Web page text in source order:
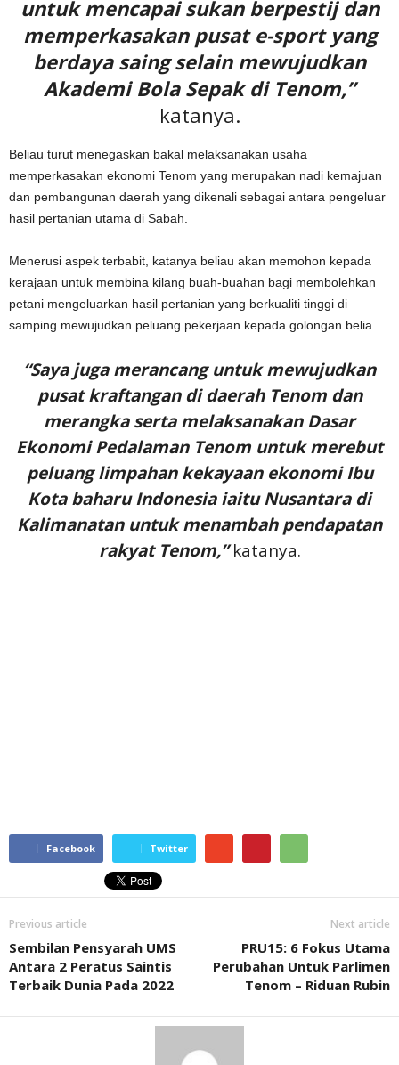
untuk mencapai sukan berpestij dan
memperkasakan pusat e-sport yang
berdaya saing selain mewujudkan
Akademi Bola Sepak di Tenom,”
katanya.
Beliau turut menegaskan bakal melaksanakan usaha
memperkasakan ekonomi Tenom yang merupakan nadi kemajuan
dan pembangunan daerah yang dikenali sebagai antara pengeluar
hasil pertanian utama di Sabah.
Menerusi aspek terbabit, katanya beliau akan memohon kepada
kerajaan untuk membina kilang buah-buahan bagi membolehkan
petani mengeluarkan hasil pertanian yang berkualiti tinggi di
samping mewujudkan peluang pekerjaan kepada golongan belia.
“Saya juga merancang untuk mewujudkan
pusat kraftangan di daerah Tenom dan
merangka serta melaksanakan Dasar
Ekonomi Pedalaman Tenom untuk merebut
peluang limpahan kekayaan ekonomi Ibu
Kota baharu Indonesia iaitu Nusantara di
Kalimanatan untuk menambah pendapatan
rakyat Tenom,”katanya.
Facebook Twitter
Previous article
Sembilan Pensyarah UMS
Antara 2 Peratus Saintis
Terbaik Dunia Pada 2022
Next article
PRU15: 6 Fokus Utama
Perubahan Untuk Parlimen
Tenom – Riduan Rubin